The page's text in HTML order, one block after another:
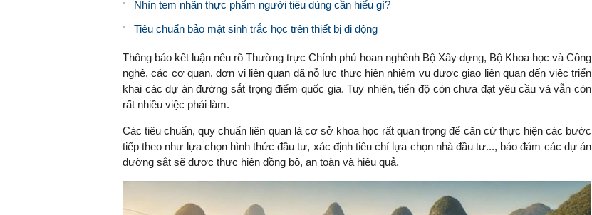
Nhìn tem nhãn thực phẩm người tiêu dùng cần hiểu gì?
Tiêu chuẩn bảo mật sinh trắc học trên thiết bị di động
Thông báo kết luận nêu rõ Thường trực Chính phủ hoan nghênh Bộ Xây dựng, Bộ Khoa học và Công
nghệ, các cơ quan, đơn vị liên quan đã nỗ lực thực hiện nhiệm vụ được giao liên quan đến việc triển
khai các dự án đường sắt trọng điểm quốc gia. Tuy nhiên, tiến độ còn chưa đạt yêu cầu và vẫn còn
rất nhiều việc phải làm.
Các tiêu chuẩn, quy chuẩn liên quan là cơ sở khoa học rất quan trọng để căn cứ thực hiện các bước
tiếp theo như lựa chọn hình thức đầu tư, xác định tiêu chí lựa chọn nhà đầu tư..., bảo đảm các dự án
đường sắt sẽ được thực hiện đồng bộ, an toàn và hiệu quả.